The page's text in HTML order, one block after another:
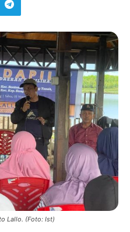
Lallo. (Foto: Ist)